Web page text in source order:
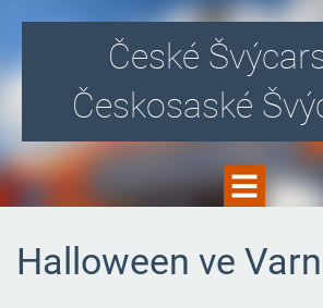
České
Českosaské
Halloween ve